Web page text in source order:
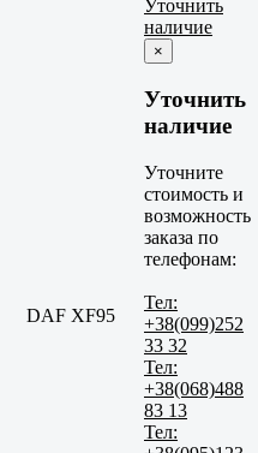
DAF XF95
Уточнить
наличие
×
Уточнить
наличие
Уточните
стоимость и
возможность
заказа по
телефонам:
Тел:
+38(099)252
33 32
Тел:
+38(068)488
83 13
Тел: